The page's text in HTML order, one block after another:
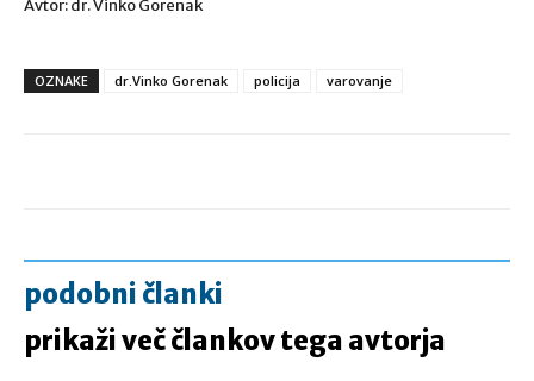
Avtor: dr. Vinko Gorenak
OZNAKE dr.Vinko Gorenak policija varovanje
podobni članki
prikaži več člankov tega avtorja